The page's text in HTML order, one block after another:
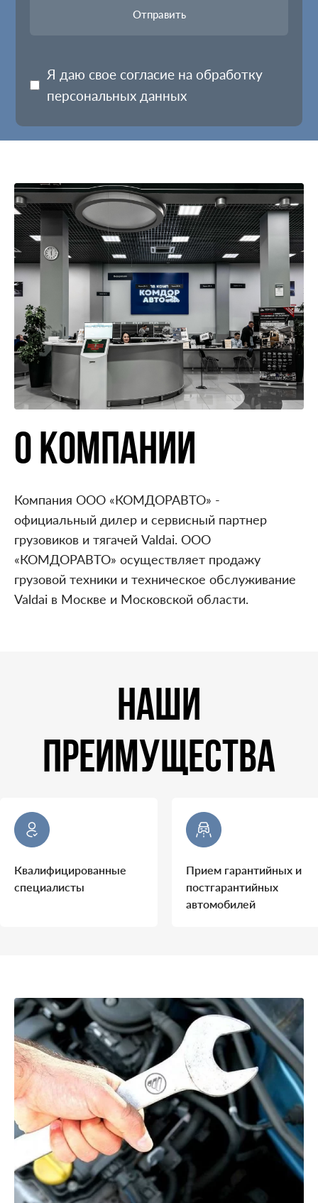
Я даю свое согласие на обработку
персональных данных
О КОМПАНИИ
Компания ООО «КОМДОРАВТО» -
официальный дилер и сервисный партнер
грузовиков и тягачей Valdai. ООО
«КОМДОРАВТО» осуществляет продажу
грузовой техники и техническое обслуживание
Valdai в Москве и Московской области.
НАШИ
ПРЕИМУЩЕСТВА
Квалифицированные
специалисты
Прием гарантийных и
постгарантийных
автомобилей